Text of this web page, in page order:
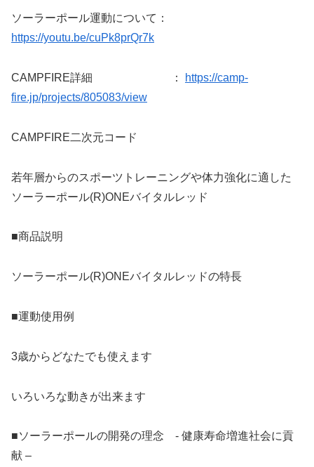
ソーラーポール運動について：
https://youtu.be/cuPk8prQr7k
CAMPFIRE詳細 ：
https://camp-
fire.jp/projects/805083/view
CAMPFIRE二次元コード
若年層からのスポーツトレーニングや体力強化に適した
ソーラーポール(R)ONEバイタルレッド
■商品説明
ソーラーポール(R)ONEバイタルレッドの特長
■運動使用例
3歳からどなたでも使えます
いろいろな動きが出来ます
■ソーラーポールの開発の理念 - 健康寿命増進社会に貢
献 –